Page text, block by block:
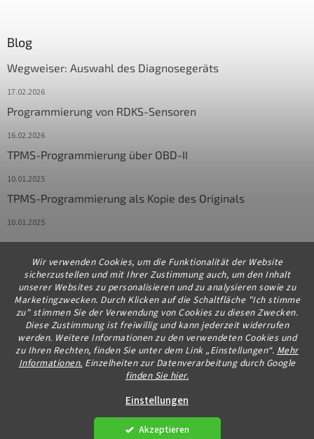
Wir verwenden Cookies, um die Funktionalität der Website
sicherzustellen und mit Ihrer Zustimmung auch, um den Inhalt
unserer Websites zu personalisieren und zu analysieren sowie zu
Marketingzwecken. Durch Klicken auf die Schaltfläche "Ich stimme
zu" stimmen Sie der Verwendung von Cookies zu diesen Zwecken.
Diese Zustimmung ist freiwillig und kann jederzeit widerrufen
werden. Weitere Informationen zu den verwendeten Cookies und
zu Ihren Rechten, finden Sie unter dem Link „Einstellungen“. Mehr
Informationen. Einzelheiten zur Datenverarbeitung durch Google
finden Sie hier.
Einstellungen
Akzeptieren
Blog
Wegweiser: Auswahl des Diagnosegeräts
17.02.2026
Programmierung von RDKS-Sensoren
16.02.2026
TPMS-Programmierung über OBD-II
10.01.2025
TPMS-Programmierung als Kopie des Originals
10.01.2025
Kontakt
info@diagstore.de
+491706654834
Erstellt von Shoptet Premium